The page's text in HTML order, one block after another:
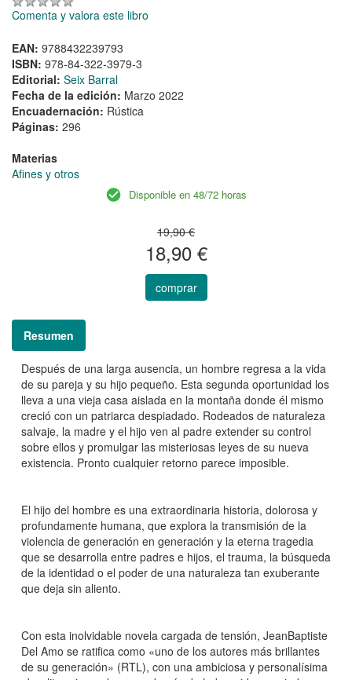
Comenta y valora este libro
EAN: 9788432239793
ISBN: 978-84-322-3979-3
Editorial: Seix Barral
Fecha de la edición: Marzo 2022
Encuadernación: Rústica
Páginas: 296
Materias
Afines y otros
Disponible en 48/72 horas
19,90 €
18,90 €
comprar
Resumen
Después de una larga ausencia, un hombre regresa a la vida
de su pareja y su hijo pequeño. Esta segunda oportunidad los
lleva a una vieja casa aislada en la montaña donde él mismo
creció con un patriarca despiadado. Rodeados de naturaleza
salvaje, la madre y el hijo ven al padre extender su control
sobre ellos y promulgar las misteriosas leyes de su nueva
existencia. Pronto cualquier retorno parece imposible.
El hijo del hombre es una extraordinaria historia, dolorosa y
profundamente humana, que explora la transmisión de la
violencia de generación en generación y la eterna tragedia
que se desarrolla entre padres e hijos, el trauma, la búsqueda
de la identidad o el poder de una naturaleza tan exuberante
que deja sin aliento.
Con esta inolvidable novela cargada de tensión, JeanBaptiste
Del Amo se ratifica como «uno de los autores más brillantes
de su generación» (RTL), con una ambiciosa y personalísima